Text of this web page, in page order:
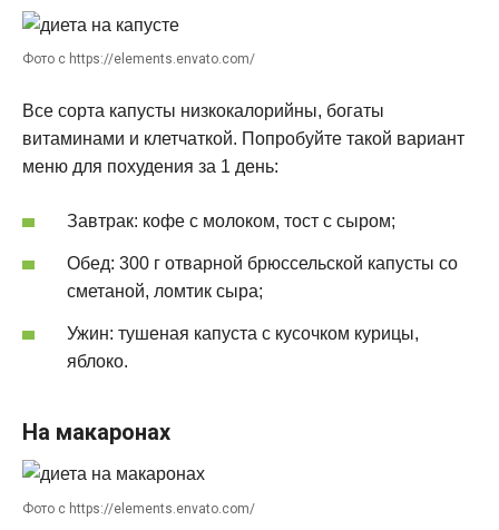
Фото с https://elements.envato.com/
Все сорта капусты низкокалорийны, богаты
витаминами и клетчаткой. Попробуйте такой вариант
меню для похудения за 1 день:
Завтрак: кофе с молоком, тост с сыром;
Обед: 300 г отварной брюссельской капусты со
сметаной, ломтик сыра;
Ужин: тушеная капуста с кусочком курицы,
яблоко.
На макаронах
Фото с https://elements.envato.com/